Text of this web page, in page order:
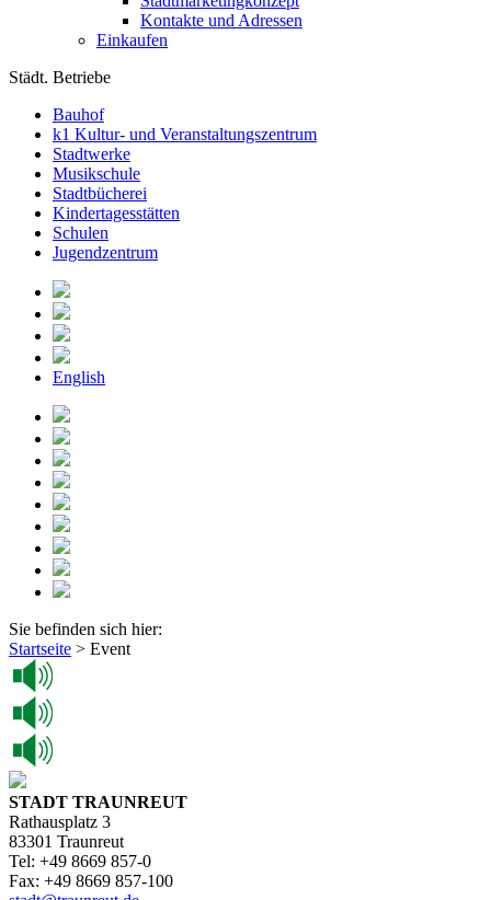
Kontakte und Adressen
Einkaufen
Städt. Betriebe
Bauhof
k1 Kultur- und Veranstaltungszentrum
Stadtwerke
Musikschule
Stadtbücherei
Kindertagesstätten
Schulen
Jugendzentrum
English
Sie befinden sich hier:
Startseite > Event
STADT TRAUNREUT
Rathausplatz 3
83301 Traunreut
Tel: +49 8669 857-0
Fax: +49 8669 857-100